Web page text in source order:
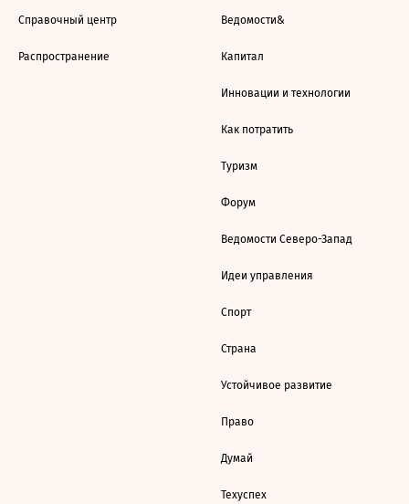
Справочный центр
Распространение
Ведомости&
Капитал
Инновации и технологии
Как потратить
Туризм
Форум
Ведомости Северо-Запад
Идеи управления
Спорт
Страна
Устойчивое развитие
Право
Думай
Техуспех